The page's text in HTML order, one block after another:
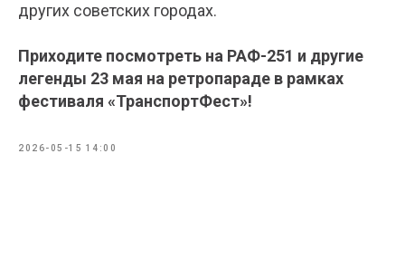
других советских городах.
Приходите посмотреть на РАФ-251 и другие
легенды 23 мая на ретропараде в рамках
фестиваля «ТранспортФест»!
2026-05-15 14:00